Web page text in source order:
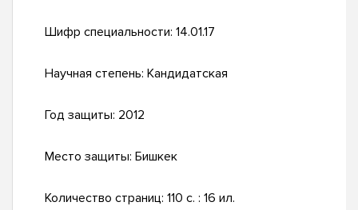
Шифр специальности: 14.01.17
Научная степень: Кандидатская
Год защиты: 2012
Место защиты: Бишкек
Количество страниц: 110 с. : 16 ил.